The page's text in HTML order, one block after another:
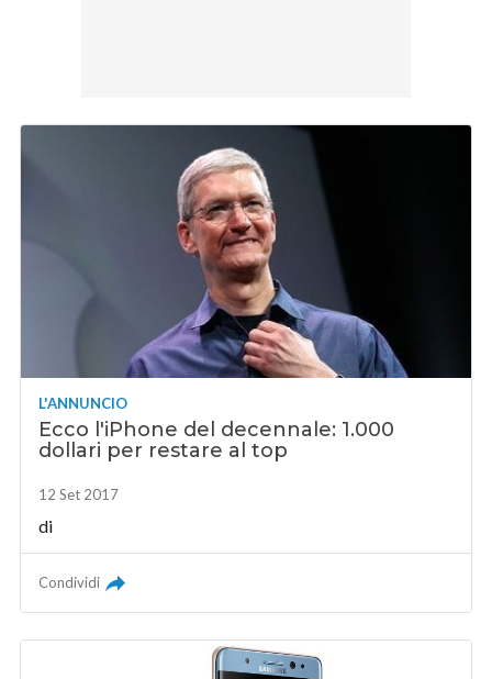
L'ANNUNCIO
Ecco l'iPhone del decennale: 1.000
dollari per restare al top
12 Set 2017
di
Condividi